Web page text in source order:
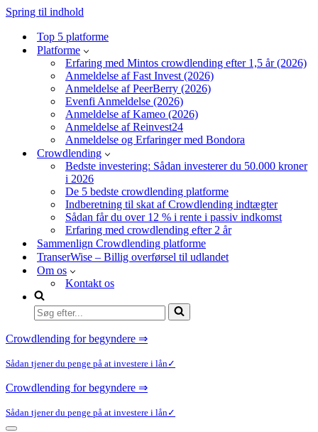
Spring til indhold
Top 5 platforme
Platforme
Erfaring med Mintos crowdlending efter 1,5 år (2026)
Anmeldelse af Fast Invest (2026)
Anmeldelse af PeerBerry (2026)
Evenfi Anmeldelse (2026)
Anmeldelse af Kameo (2026)
Anmeldelse af Reinvest24
Anmeldelse og Erfaringer med Bondora
Crowdlending
Bedste investering: Sådan investerer du 50.000 kroner
i 2026
De 5 bedste crowdlending platforme
Indberetning til skat af Crowdlending indtægter
Sådan får du over 12 % i rente i passiv indkomst
Erfaring med crowdlending efter 2 år
Sammenlign Crowdlending platforme
TranserWise – Billig overførsel til udlandet
Om os
Kontakt os
Søg
efter...
Crowdlending for begyndere ⇒
Sådan tjener du penge på at investere i lån✓
Crowdlending for begyndere ⇒
Sådan tjener du penge på at investere i lån✓